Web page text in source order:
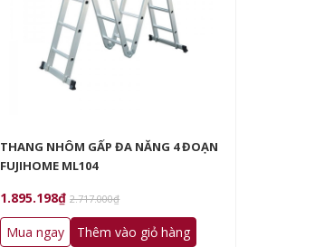
THANG NHÔM GẤP ĐA NĂNG 4 ĐOẠN
FUJIHOME ML104
1.895.198₫ 2.717.000₫
Mua ngay Thêm vào giỏ hàng